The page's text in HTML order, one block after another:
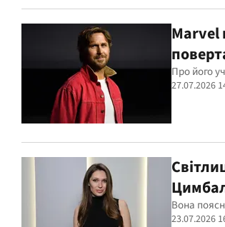
Marvel
Про його
27.07.2026
Вона
23.07.2026